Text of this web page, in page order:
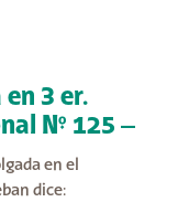
3 er.
N° 125 –
en el
dice: